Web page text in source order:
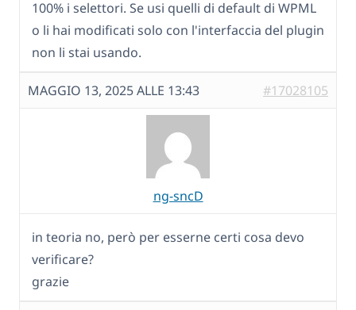
100% i selettori. Se usi quelli di default di WPML
o li hai modificati solo con l'interfaccia del plugin
non li stai usando.
MAGGIO 13, 2025 ALLE 13:43 #17028105
ng-sncD
in teoria no, però per esserne certi cosa devo
verificare?
grazie